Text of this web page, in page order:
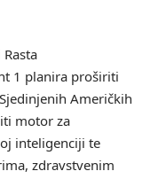
1 planira proširiti
Američkih
motor za
inteligenciji te
zdravstvenim